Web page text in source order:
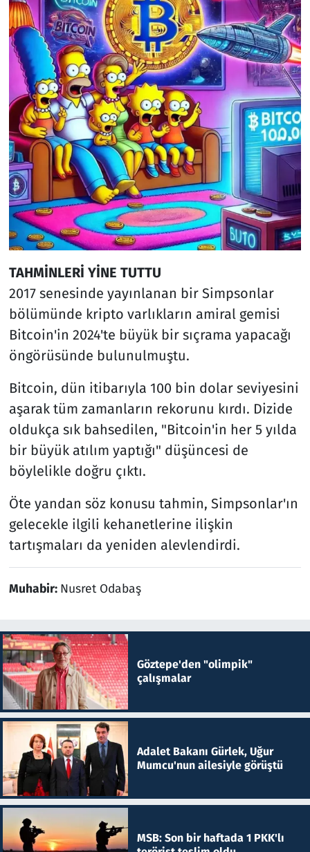
TAHMİNLERİ YİNE TUTTU
2017 senesinde yayınlanan bir Simpsonlar
bölümünde kripto varlıkların amiral gemisi
Bitcoin'in 2024'te büyük bir sıçrama yapacağı
öngörüsünde bulunulmuştu.
Bitcoin, dün itibarıyla 100 bin dolar seviyesini
aşarak tüm zamanların rekorunu kırdı. Dizide
oldukça sık bahsedilen, "Bitcoin'in her 5 yılda
bir büyük atılım yaptığı" düşüncesi de
böylelikle doğru çıktı.
Öte yandan söz konusu tahmin, Simpsonlar'ın
gelecekle ilgili kehanetlerine ilişkin
tartışmaları da yeniden alevlendirdi.
Muhabir: Nusret Odabaş
Göztepe'den "olimpik"
çalışmalar
Adalet Bakanı Gürlek, Uğur
Mumcu'nun ailesiyle görüştü
MSB: Son bir haftada 1 PKK'lı